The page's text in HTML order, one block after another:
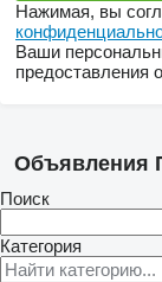
Нажимая, вы
Ваши
предоставления
Объявления
Поиск
Категория